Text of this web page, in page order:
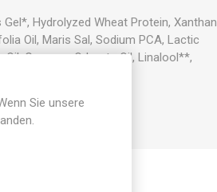
Hydrolyzed Wheat Protein, Xanthan
Oil, Maris Sal, Sodium PCA, Lactic
Cananga Odorata Oil, Linalool**,
Sie unsere